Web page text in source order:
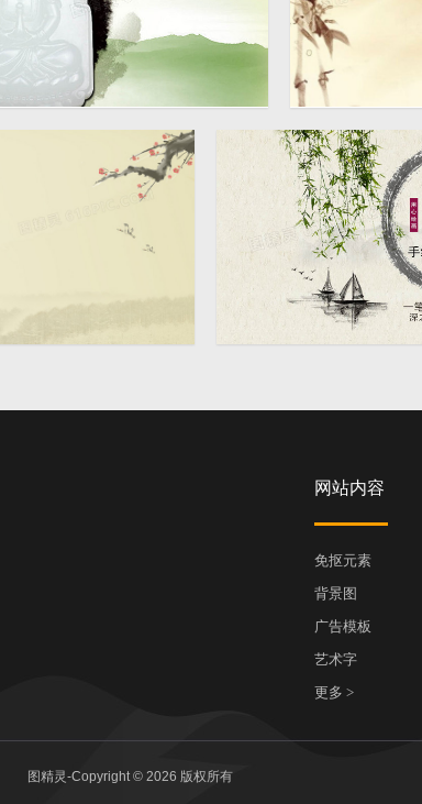
1920 × 601 淘宝中国风茶
网站内容
免抠元素
背景图
广告模板
艺术字
更多 >
图精灵-Copyright © 2026 版权所有